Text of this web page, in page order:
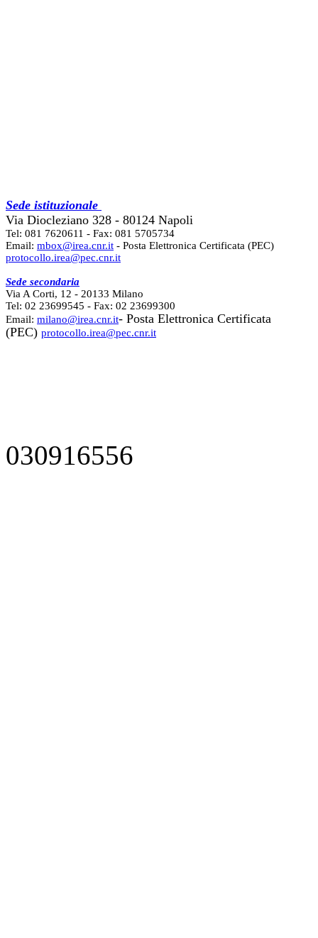
Sede istituzionale
Via Diocleziano 328 - 80124 Napoli
Tel: 081 7620611 - Fax: 081 5705734
Email: mbox@irea.cnr.it - Posta Elettronica Certificata (PEC)
protocollo.irea@pec.cnr.it
Sede secondaria
Via A Corti, 12 - 20133 Milano
Tel: 02 23699545 - Fax: 02 23699300
Email: milano@irea.cnr.it- Posta Elettronica Certificata
(PEC) protocollo.irea@pec.cnr.it
030916556